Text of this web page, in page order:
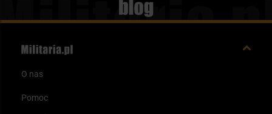
Blog
O nas
Pomoc